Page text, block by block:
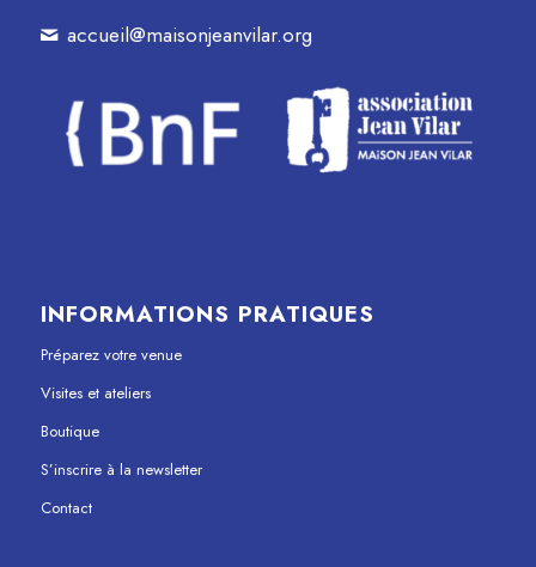
accueil@maisonjeanvilar.org
INFORMATIONS PRATIQUES
Préparez votre venue
Visites et ateliers
Boutique
S’inscrire à la newsletter
Contact